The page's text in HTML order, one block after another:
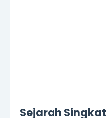
Sejarah Singkat